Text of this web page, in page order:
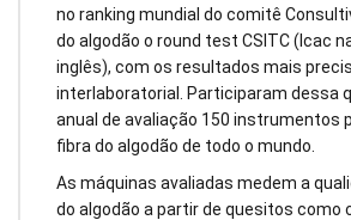
no ranking mundial do comitê
do algodão o round test CSITC (Icac
inglês), com os resultados mais
interlaboratorial. Participaram dessa
anual de avaliação 150 instrumentos
fibra do algodão de todo o mundo.
As máquinas avaliadas medem a
do algodão a partir de quesitos como